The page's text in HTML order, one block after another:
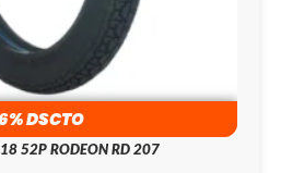
DSCTO
52P RODEON RD 207